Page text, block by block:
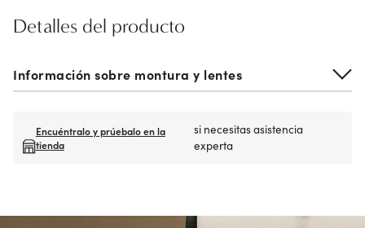
Detalles del producto
Información sobre montura y lentes
Encuéntralo y prúebalo en la
tienda
si necesitas asistencia
experta